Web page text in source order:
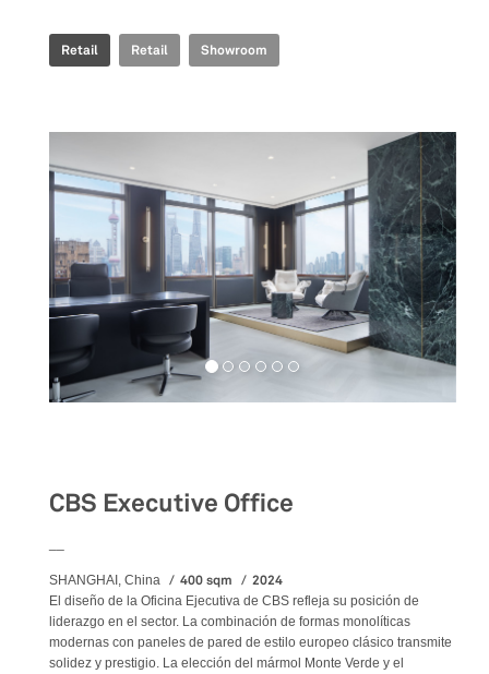
Retail Retail Showroom
CBS Executive Office
SHANGHAI, China 400 sqm 2024
El diseño de la Oficina Ejecutiva de CBS refleja su posición de
liderazgo en el sector. La combinación de formas monolíticas
modernas con paneles de pared de estilo europeo clásico transmite
solidez y prestigio. La elección del mármol Monte Verde y el